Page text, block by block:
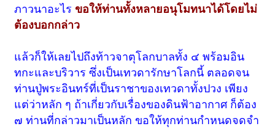
ภาวนาอะไรขอให้ท่านทั้งหลายอนุโมทนาได้โดยไม่
ต้องบอกกล่าว
แล้วก็ให้เลยไปถึงท้าวจาตุโลกบาลทั้ง ๔ พร้อมอิน
ทกะและบริวาร ซึ่งเป็นเทวดารักษาโลกนี้ ตลอดจน
ท่านปู่พระอินทร์ที่เป็นราชาของเทวดาทั้งปวง เพียง
แต่ว่าหลัก ๆ ถ้าเกี่ยวกับเรื่องของดินฟ้าอากาศ ก็ต้อง
๗ ท่านที่กล่าวมาเป็นหลัก ขอให้ทุกท่านกำหนดจดจำ